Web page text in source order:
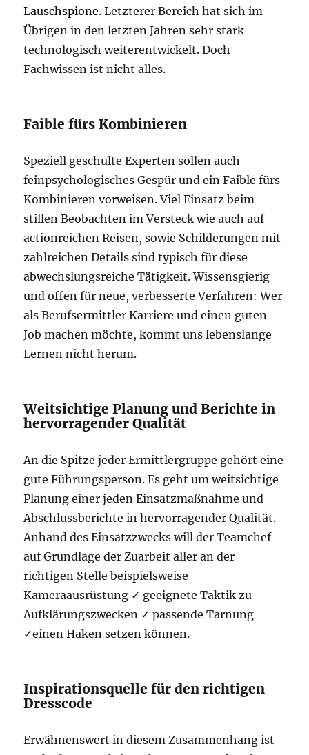
Lauschspione. Letzterer Bereich hat sich im
Übrigen in den letzten Jahren sehr stark
technologisch weiterentwickelt. Doch
Fachwissen ist nicht alles.
Faible fürs Kombinieren
Speziell geschulte Experten sollen auch
feinpsychologisches Gespür und ein Faible fürs
Kombinieren vorweisen. Viel Einsatz beim
stillen Beobachten im Versteck wie auch auf
actionreichen Reisen, sowie Schilderungen mit
zahlreichen Details sind typisch für diese
abwechslungsreiche Tätigkeit. Wissensgierig
und offen für neue, verbesserte Verfahren: Wer
als Berufsermittler Karriere und einen guten
Job machen möchte, kommt uns lebenslange
Lernen nicht herum.
Weitsichtige Planung und Berichte in
hervorragender Qualität
An die Spitze jeder Ermittlergruppe gehört eine
gute Führungsperson. Es geht um weitsichtige
Planung einer jeden Einsatzmaßnahme und
Abschlussberichte in hervorragender Qualität.
Anhand des Einsatzzwecks will der Teamchef
auf Grundlage der Zuarbeit aller an der
richtigen Stelle beispielsweise
Kameraausrüstung ✓ geeignete Taktik zu
Aufklärungszwecken ✓ passende Tarnung
✓einen Haken setzen können.
Inspirationsquelle für den richtigen
Dresscode
Erwähnenswert in diesem Zusammenhang ist